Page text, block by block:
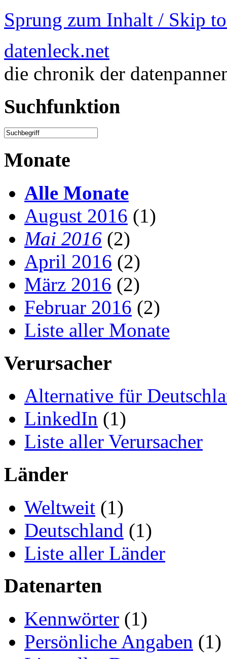
Sprung zum Inhalt / Skip
datenleck.net
die chronik der
Suchfunktion
Monate
Alle Monate
August 2016 (1)
Mai 2016 (2)
April 2016 (2)
März 2016 (2)
Februar 2016 (2)
Liste aller Monate
Verursacher
Alternative für
LinkedIn (1)
Liste aller Verursacher
Länder
Weltweit (1)
Deutschland (1)
Liste aller Länder
Datenarten
Kennwörter (1)
Persönliche Angaben (1)